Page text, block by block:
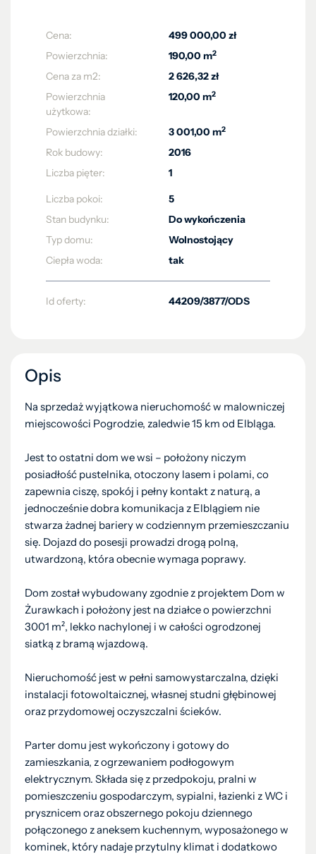
Cena:
499 000,00 zł
Powierzchnia:
190,00 m2
Cena za m2:
2 626,32 zł
Powierzchnia
użytkowa:
120,00 m2
Powierzchnia działki: 3 001,00 m2
Rok budowy:
2016
Liczba pięter:
1
Liczba pokoi:
5
Stan budynku:
Do wykończenia
Typ domu:
Wolnostojący
Ciepła woda:
tak
Id oferty: 44209/3877/ODS
Opis
Na sprzedaż wyjątkowa nieruchomość w malowniczej
miejscowości Pogrodzie, zaledwie 15 km od Elbląga.
Jest to ostatni dom we wsi – położony niczym
posiadłość pustelnika, otoczony lasem i polami, co
zapewnia ciszę, spokój i pełny kontakt z naturą, a
jednocześnie dobra komunikacja z Elblągiem nie
stwarza żadnej bariery w codziennym przemieszczaniu
się. Dojazd do posesji prowadzi drogą polną,
utwardzoną, która obecnie wymaga poprawy.
Dom został wybudowany zgodnie z projektem Dom w
Żurawkach i położony jest na działce o powierzchni
3001 m², lekko nachylonej i w całości ogrodzonej
siatką z bramą wjazdową.
Nieruchomość jest w pełni samowystarczalna, dzięki
instalacji fotowoltaicznej, własnej studni głębinowej
oraz przydomowej oczyszczalni ścieków.
Parter domu jest wykończony i gotowy do
zamieszkania, z ogrzewaniem podłogowym
elektrycznym. Składa się z przedpokoju, pralni w
pomieszczeniu gospodarczym, sypialni, łazienki z WC i
prysznicem oraz obszernego pokoju dziennego
połączonego z aneksem kuchennym, wyposażonego w
kominek, który nadaje przytulny klimat i dodatkowo